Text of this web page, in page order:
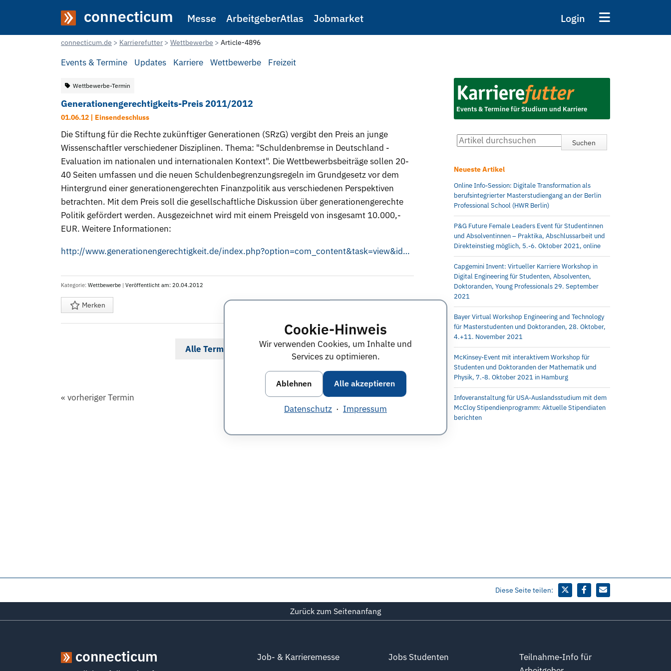
Cookie-Hinweis
Wir verwenden Cookies, um Inhalte und
Services zu optimieren.
Ablehnen Alle akzeptieren
Datenschutz · Impressum
connecticum Messe ArbeitgeberAtlas Jobmarket Login
connecticum.de Karrierefutter Wettbewerbe Article-4896
Events & Termine Updates Karriere Wettbewerbe Freizeit
Wettbewerbe-Termin
Generationengerechtigkeits-Preis 2011/2012
01.06.12 | Einsendeschluss
Die Stiftung für die Rechte zukünftiger Generationen (SRzG) vergibt den Preis an junge
Wissenschaftler verschiedener Disziplinen. Thema: "Schuldenbremse in Deutschland -
Evaluation im nationalen und internationalen Kontext". Die Wettbewerbsbeiträge sollen 20-
40 Seiten umfassen und die neuen Schuldenbegrenzungsregeln im Grundgesetz vor dem
Hintergrund einer generationengerechten Finanzpolitik aus verschiedenen Perspektiven
betrachten. Mit dem Preis soll die gesellschaftliche Diskussion über generationengerechte
Politik gefördert werden. Ausgezeichnet wird mit einem Preisgeld von insgesamt 10.000,-
EUR. Weitere Informationen:
http://www.generationengerechtigkeit.de/index.php?option=com_content&task=view&id=203&Itemid=231
Kategorie: Wettbewerbe | Veröffentlicht am: 20.04.2012
Merken
Alle Termine im Juni 2012
« vorheriger Termin nächster Termin
Events & Termine für Studium und Karriere
Neueste Artikel
Online Info-Session: Digitale Transformation als
berufsintegrierter Masterstudiengang an der Berlin
Professional School (HWR Berlin)
P&G Future Female Leaders Event für Studentinnen
und Absolventinnen – Praktika, Abschlussarbeit und
Direkteinstieg möglich, 5.-6. Oktober 2021, online
Capgemini Invent: Virtueller Karriere Workshop in
Digital Engineering für Studenten, Absolventen,
Doktoranden, Young Professionals 29. September
2021
Bayer Virtual Workshop Engineering and Technology
für Masterstudenten und Doktoranden, 28. Oktober,
4.+11. November 2021
McKinsey-Event mit interaktivem Workshop für
Studenten und Doktoranden der Mathematik und
Physik, 7.-8. Oktober 2021 in Hamburg
Infoveranstaltung für USA-Auslandsstudium mit dem
McCloy Stipendienprogramm: Aktuelle Stipendiaten
berichten
Diese Seite teilen:
Zurück zum Seitenanfang
connecticum
Job- & Karrieremesse
Jobs Studenten
Teilnahme-Info für